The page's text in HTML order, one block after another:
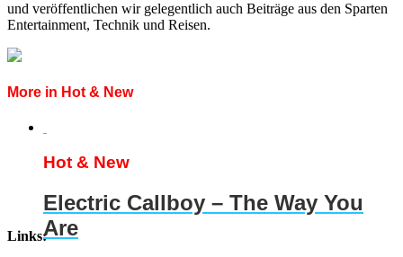
Links:
und veröffentlichen wir gelegentlich auch Beiträge aus den Sparten
Entertainment, Technik und Reisen.
More in Hot & New
Hot & New
Electric Callboy – The Way You
Are